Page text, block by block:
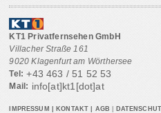
KT1 Privatfernsehen GmbH
Villacher Straße 161
9020 Klagenfurt am Wörthersee
Tel: +43 463 / 51 52 53
Mail: info[at]kt1[dot]at
IMPRESSUM KONTAKT AGB